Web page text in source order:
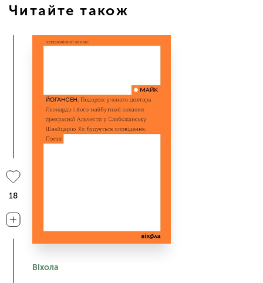
Читайте також
Віхола
18